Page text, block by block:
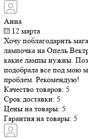
Анна
12 марта
Хочу поблагодарить
лампочка на Опель
какие лампы нужны.
подобрала все под мою
проблем. Рекомендую!
Качество товаров: 5
Срок доставки: 5
Цены на товары: 5
Гарантия на товары: 5